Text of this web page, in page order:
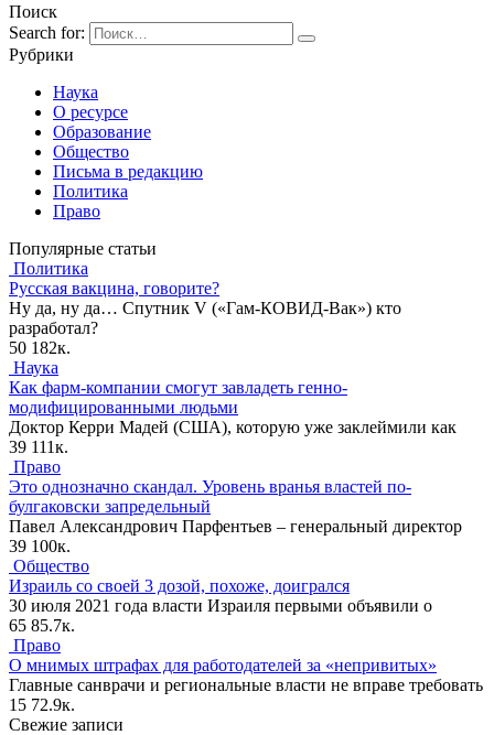
Поиск
Search for:
Рубрики
Наука
О ресурсе
Образование
Общество
Письма в редакцию
Политика
Право
Популярные статьи
Политика
Русская вакцина, говорите?
Ну да, ну да… Спутник V («Гам-КОВИД-Вак») кто
разработал?
50 182к.
Наука
Как фарм-компании смогут завладеть генно-
модифицированными людьми
Доктор Керри Мадей (США), которую уже заклеймили как
39 111к.
Право
Это однозначно скандал. Уровень вранья властей по-
булгаковски запредельный
Павел Александрович Парфентьев – генеральный директор
39 100к.
Общество
Израиль со своей 3 дозой, похоже, доигрался
30 июля 2021 года власти Израиля первыми объявили о
65 85.7к.
Право
О мнимых штрафах для работодателей за «непривитых»
Главные санврачи и региональные власти не вправе требовать
15 72.9к.
Свежие записи